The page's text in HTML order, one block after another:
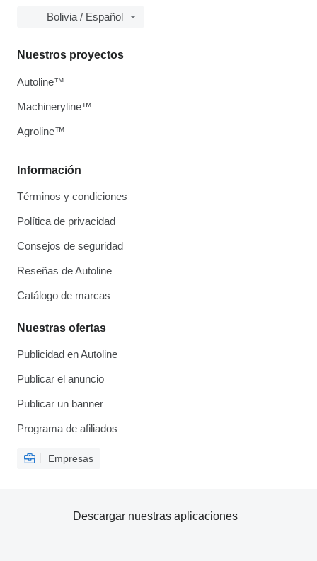
Bolivia / Español
Información
Términos y condiciones
Política de privacidad
Consejos de seguridad
Reseñas de Autoline
Catálogo de marcas
Nuestras ofertas
Publicidad en Autoline
Publicar el anuncio
Publicar un banner
Programa de afiliados
Empresas
Nuestros proyectos
Autoline™
Machineryline™
Agroline™
Descargar nuestras aplicaciones